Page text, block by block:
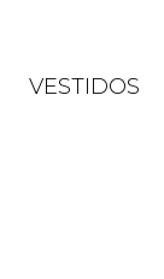
VESTIDOS